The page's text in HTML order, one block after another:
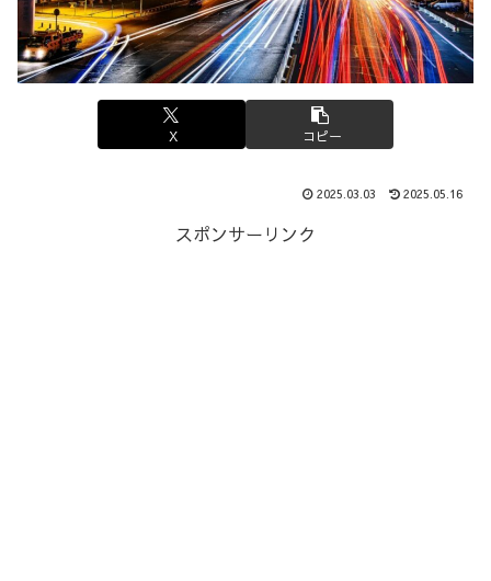
X コピー
2025.03.03 2025.05.16
スポンサーリンク